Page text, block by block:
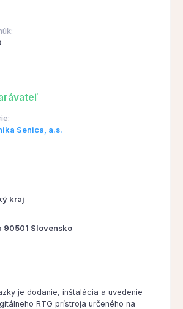
Senica, a.s.
kraj
90501 Slovensko
je dodanie, inštalácia a uvedenie
RTG prístroja určeného na